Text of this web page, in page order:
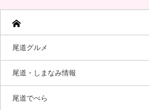
尾道グルメ
尾道・しまなみ情報
尾道でべら